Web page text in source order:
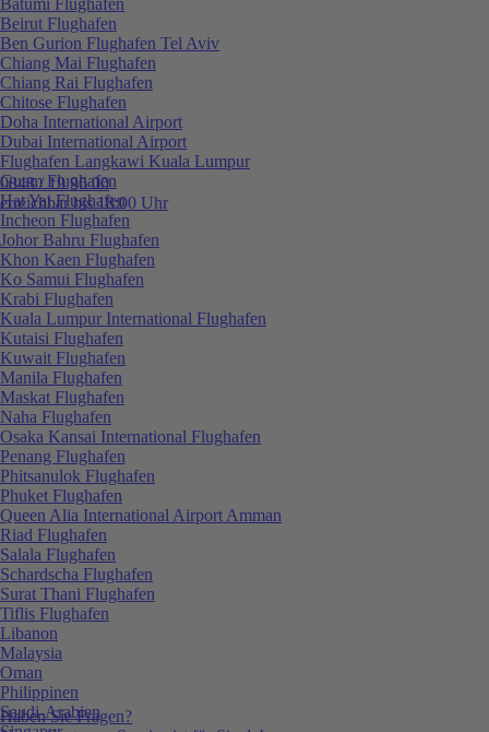
0848 / 19 96 00
erreichbar bis 18:00 Uhr
Haben Sie Fragen?
Beirut Flughafen
Ben Gurion Flughafen Tel Aviv
Chiang Mai Flughafen
Chiang Rai Flughafen
Chitose Flughafen
Doha International Airport
Dubai International Airport
Flughafen Langkawi Kuala Lumpur
Guam Flughafen
Hat Yai Flughafen
Incheon Flughafen
Johor Bahru Flughafen
Khon Kaen Flughafen
Ko Samui Flughafen
Krabi Flughafen
Kuala Lumpur International Flughafen
Kutaisi Flughafen
Kuwait Flughafen
Manila Flughafen
Maskat Flughafen
Naha Flughafen
Osaka Kansai International Flughafen
Penang Flughafen
Phitsanulok Flughafen
Phuket Flughafen
Queen Alia International Airport Amman
Riad Flughafen
Salala Flughafen
Schardscha Flughafen
Surat Thani Flughafen
Tiflis Flughafen
Libanon
Malaysia
Oman
Philippinen
Saudi-Arabien